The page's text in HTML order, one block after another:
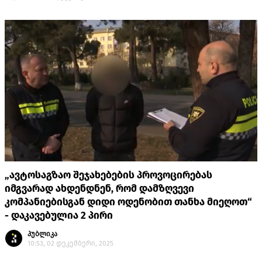
„ავტოსაგზაო შეჯახებების პროვოცირებას
იმგვარად ახდენდნენ, რომ დამზღვევი
კომპანიებისგან დიდი ოდენობით თანხა მიეღოთ“
- დაკავებულია 2 პირი
პუბლიკა
10:53, 02 დეკემბერი, 2025